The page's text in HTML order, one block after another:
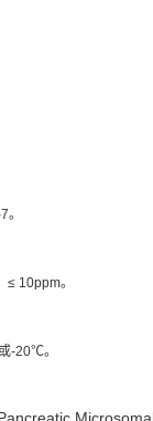
≤ 10ppm。
-20℃。